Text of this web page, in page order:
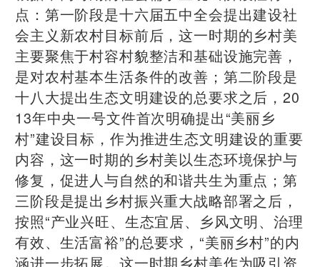
点：第一阶段是十六届五中全会提出建设社
会主义新农村目标前后，这一时期的乡村美
主要聚焦于村容村貌整洁和基础设施完善，
是对农村基本生活条件的改善；第二阶段是
十八大提出生态文明建设的总要求之后，20
13年中央一号文件首次明确提出“美丽乡
村”建设目标，作为推进生态文明建设的重要
内容，这一时期的乡村美以生态环境保护与
修复，促进人与自然的和谐共生为重点；第
三阶段是提出乡村振兴重大战略部署之后，
按照“产业兴旺、生态宜居、乡风文明、治理
有效、生活富裕”的总要求，“美丽乡村”的内
涵进一步拓展。这一时期乡村美作为吸引资